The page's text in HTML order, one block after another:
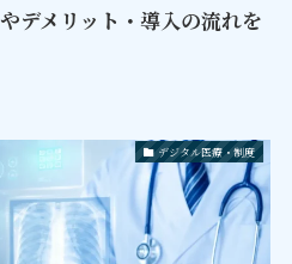
デメリット・導入の流れを
デジタル医療・制度